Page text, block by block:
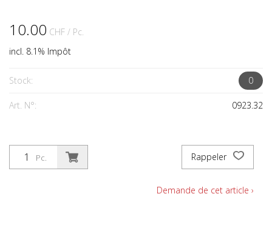
10.00 CHF / Pc.
incl. 8.1% Impôt
Stock: 0
Art. N°: 0923.32
Pc. Rappeler
Demande de cet article ›